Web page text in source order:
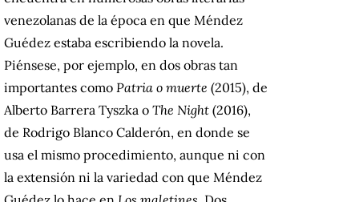
venezolanas de la época en que Méndez
Guédez estaba escribiendo la novela.
Piénsese, por ejemplo, en dos obras tan
importantes como Patria o muerte (2015), de
Alberto Barrera Tyszka o The Night (2016),
de Rodrigo Blanco Calderón, en donde se
usa el mismo procedimiento, aunque ni con
la extensión ni la variedad con que Méndez